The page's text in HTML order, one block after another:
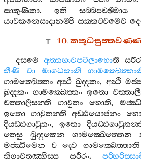
සාකුණිකා. ඉති සබ‍්බපච‍්ඡිමාය
යාචකනෙසාදානම‍්පි සක‍්කච‍්චමෙව
10.
දසමෙ අත‍්තභාවපටිලාභොති
තීණි
වා මාගධකානි
ගාමක‍්ඛෙත‍්තං අත්‍ථි ඛුද‍්දකං, අත්‍ථි
ඛුද‍්දකං ගාමක‍්ඛෙත‍්තං ඉතො
චත‍්තාලීසන‍්ති
ගාවුතං හොති,
ඉතො
ගාවුතන‍්ති අඩ‍්ඪයොජනං
දියඩ‍්ඪගාවුතං, ඉතො
තෙසු
ඛුද‍්දකෙන ගාමක‍්ඛෙත‍්තෙන
මජ‍්ඣිමෙන
ච ද‍්වෙ ගාමක‍්ඛෙත‍්තානි
තිගාවුතඤ‍්හිස‍්ස
සරීරං.